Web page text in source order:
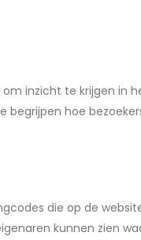
inzicht te krijgen in
begrijpen hoe
die op de
kunnen zien